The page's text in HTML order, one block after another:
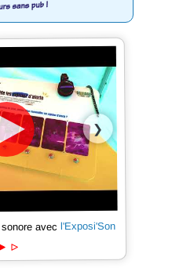
❯
avec l'Exposi'Son